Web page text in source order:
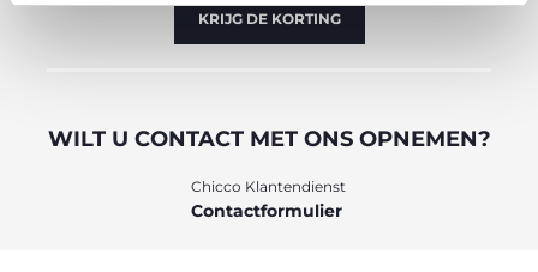
KRIJG DE KORTING
WILT U CONTACT MET ONS OPNEMEN?
Chicco Klantendienst
Contactformulier